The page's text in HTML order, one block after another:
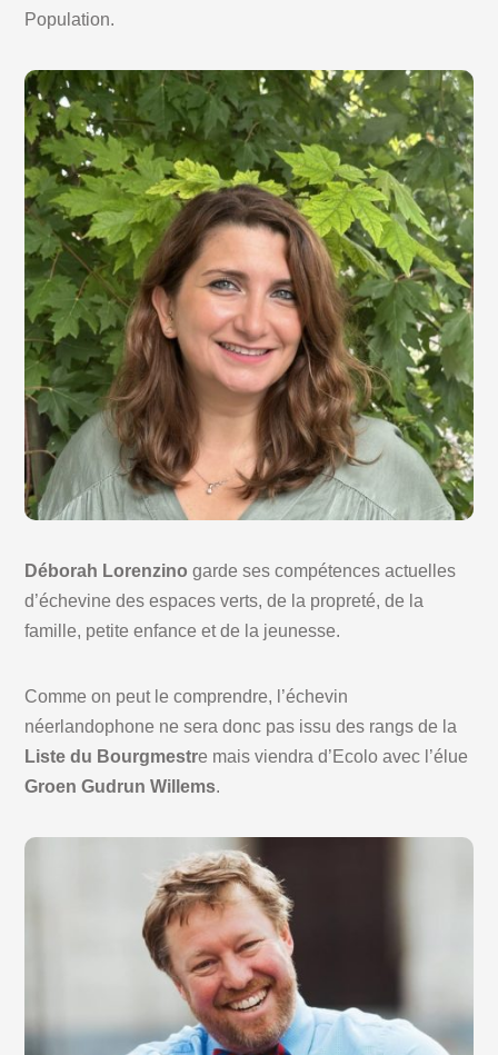
Population.
Déborah Lorenzino garde ses compétences actuelles
d’échevine des espaces verts, de la propreté, de la
famille, petite enfance et de la jeunesse.
Comme on peut le comprendre, l’échevin
néerlandophone ne sera donc pas issu des rangs de la
Liste du Bourgmestre mais viendra d’Ecolo avec l’élue
Groen Gudrun Willems.